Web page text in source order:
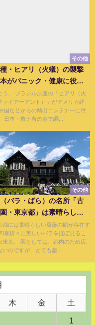
その他
・ヒアリ（火蟻）の襲撃
がパニック・健康に役立
あります
う、 ブラジル原産の「ヒアリ（火
ァイアーアント）」がアメリカ経
国などからの輸出コンテナーに付
日本・数カ所の港で調...
その他
バラ・ばら）の名所「古
・東京都」は素晴らしい
都には素晴らしい薔薇の館が存在す
季折々に美しいバラをほぼ見るこ
来る。 園としては、都内のため広
いのですが、とても趣...
木 金 土
1